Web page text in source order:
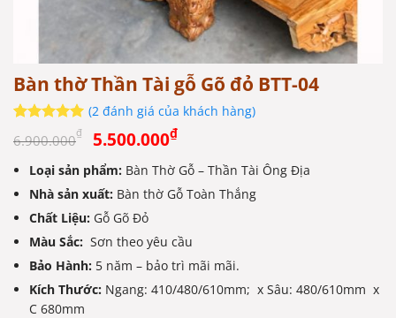
Bàn thờ Thần Tài gỗ Gõ đỏ BTT-04
dựa trên
(2 đánh giá của khách hàng)
6.900.000₫ Giá
gốc
là:
6.900.000₫.
5.500.000₫Giá
hiện
tại
là:
Loại sản phẩm: Bàn Thờ Gỗ – Thần Tài Ông Địa
Nhà sản xuất: Bàn thờ Gỗ Toàn Thắng
Chất Liệu: Gỗ Gõ Đỏ
Màu Sắc: Sơn theo yêu cầu
Bảo Hành: 5 năm – bảo trì mãi mãi.
Kích Thước: Ngang: 410/480/610mm; x Sâu: 480/610mm x
C 680mm